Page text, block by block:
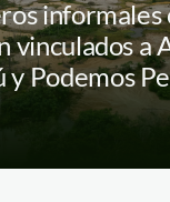
informales
vinculados a
y Podemos